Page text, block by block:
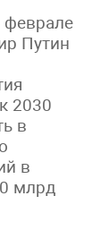
феврале
Путин
2030
в
в
млрд